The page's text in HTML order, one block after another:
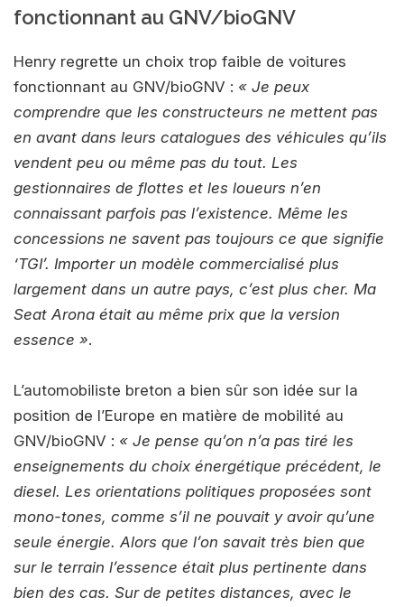
fonctionnant au GNV/bioGNV
Henry regrette un choix trop faible de voitures
fonctionnant au GNV/bioGNV : « Je peux
comprendre que les constructeurs ne mettent pas
en avant dans leurs catalogues des véhicules qu’ils
vendent peu ou même pas du tout. Les
gestionnaires de flottes et les loueurs n’en
connaissant parfois pas l’existence. Même les
concessions ne savent pas toujours ce que signifie
‘TGI’. Importer un modèle commercialisé plus
largement dans un autre pays, c’est plus cher. Ma
Seat Arona était au même prix que la version
essence ».
L’automobiliste breton a bien sûr son idée sur la
position de l’Europe en matière de mobilité au
GNV/bioGNV : « Je pense qu’on n’a pas tiré les
enseignements du choix énergétique précédent, le
diesel. Les orientations politiques proposées sont
mono-tones, comme s’il ne pouvait y avoir qu’une
seule énergie. Alors que l’on savait très bien que
sur le terrain l’essence était plus pertinente dans
bien des cas. Sur de petites distances, avec le